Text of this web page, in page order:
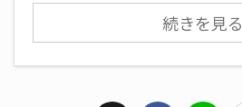
続きを見る